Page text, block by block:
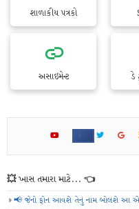
શાળાકીય પત્રકો
અસાઇમેન્ટ ડે
💥 ખાસ તમારા માટે... 👈
📢 જેનો ફોન આવશે તેનું નામ બોલશે આ